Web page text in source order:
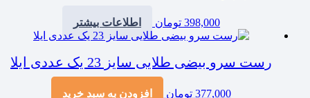
398,000 تومان اطلاعات بیشتر
رست سرو بیضی طلایی سایز 23 یک عددی ایلا
377,000 تومان افزودن به سبد خرید